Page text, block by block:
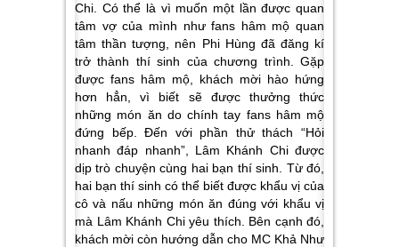
Chi. Có thể là vì muốn một lần được quan
tâm vợ của mình như fans hâm mộ quan
tâm thần tượng, nên Phi Hùng đã đăng kí
trở thành thí sinh của chương trình. Gặp
được fans hâm mộ, khách mời hào hứng
hơn hẳn, vì biết sẽ được thưởng thức
những món ăn do chính tay fans hâm mộ
đứng bếp. Đến với phần thử thách “Hỏi
nhanh đáp nhanh”, Lâm Khánh Chi được
dịp trò chuyện cùng hai bạn thí sinh. Từ đó,
hai bạn thí sinh có thể biết được khẩu vị của
cô và nấu những món ăn đúng với khẩu vị
mà Lâm Khánh Chi yêu thích. Bên cạnh đó,
khách mời còn hướng dẫn cho MC Khả Như